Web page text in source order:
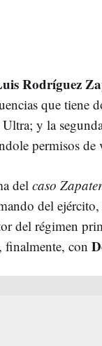
Rodríguez
que tiene
y la
permisos
del caso
del
del régimen
finalmente, con